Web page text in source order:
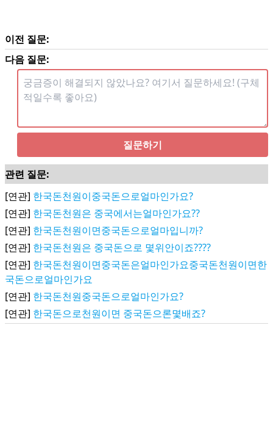
이전 질문:
다음 질문:
질문하기
관련 질문:
[연관] 한국돈천원이중국돈으로얼마인가요?
[연관] 한국돈천원은 중국에서는얼마인가요??
[연관] 한국돈천원이면중국돈으로얼마입니까?
[연관] 한국돈천원은 중국돈으로 몇위안이죠????
[연관] 한국돈천원이면중국돈은얼마인가요중국돈천원이면한
국돈으로얼마인가요
[연관] 한국돈천원중국돈으로얼마인가요?
[연관] 한국돈으로천원이면 중국돈으론몇배죠?